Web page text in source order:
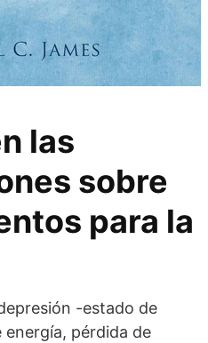
las
sobre
para la
-estado de
pérdida de